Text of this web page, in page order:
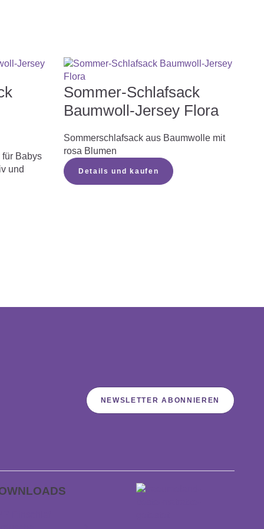
Babys
und
Sommer-Schlafsack
Baumwoll-Jersey Flora
Sommerschlafsack aus Baumwolle mit
rosa Blumen
Details und kaufen
NEWSLETTER ABONNIEREN